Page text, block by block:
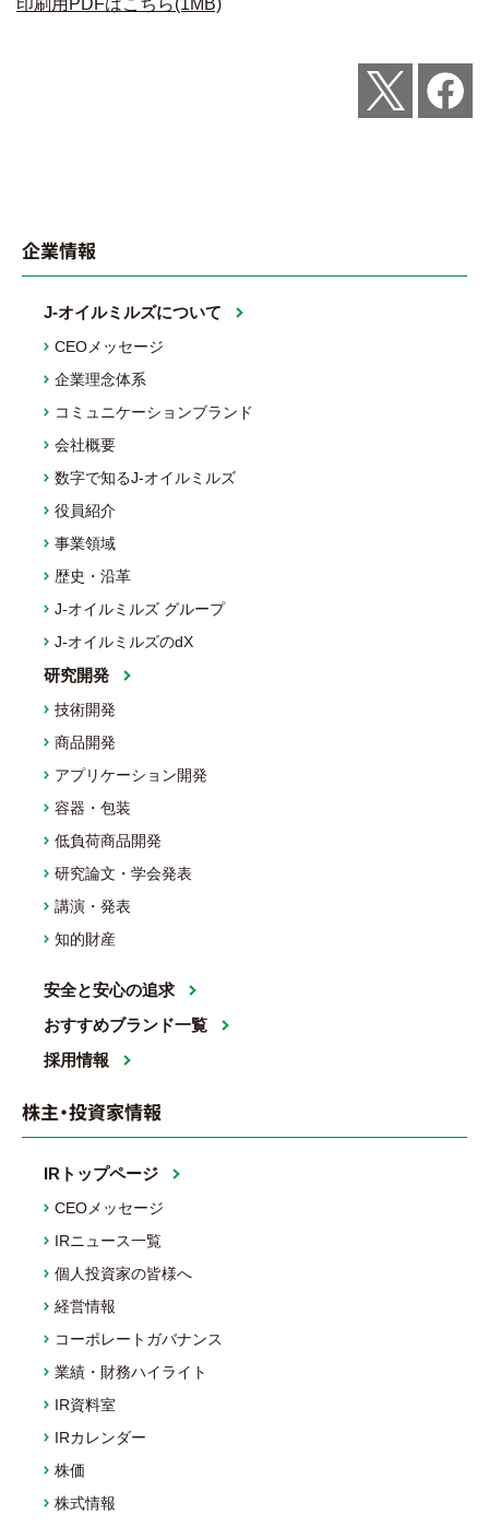
印刷用PDFはこちら(1MB)
企業情報
J-オイルミルズについて
CEOメッセージ
企業理念体系
コミュニケーションブランド
会社概要
数字で知るJ-オイルミルズ
役員紹介
事業領域
歴史・沿革
J-オイルミルズ グループ
J-オイルミルズのdX
研究開発
技術開発
商品開発
アプリケーション開発
容器・包装
低負荷商品開発
研究論文・学会発表
講演・発表
知的財産
安全と安心の追求
おすすめブランド一覧
採用情報
株主・投資家情報
IRトップページ
CEOメッセージ
IRニュース一覧
個人投資家の皆様へ
経営情報
コーポレートガバナンス
業績・財務ハイライト
IR資料室
IRカレンダー
株価
株式情報